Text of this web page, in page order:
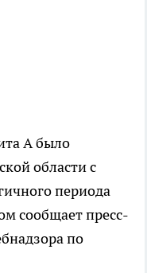
А было
области с
периода
сообщает пресс-
по